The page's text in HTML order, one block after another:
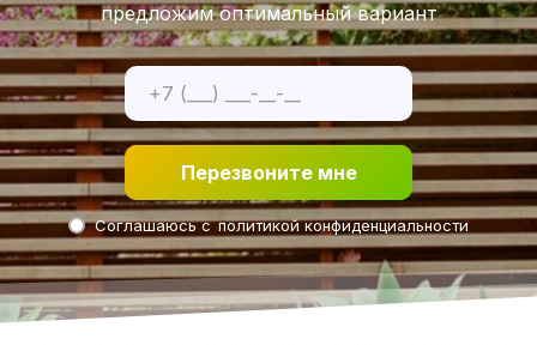
предложим оптимальный вариант
Перезвоните мне
Соглашаюсь сполитикой конфиденциальности